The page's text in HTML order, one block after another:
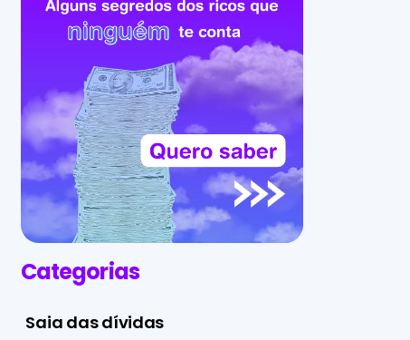
Categorias
Saia das dívidas